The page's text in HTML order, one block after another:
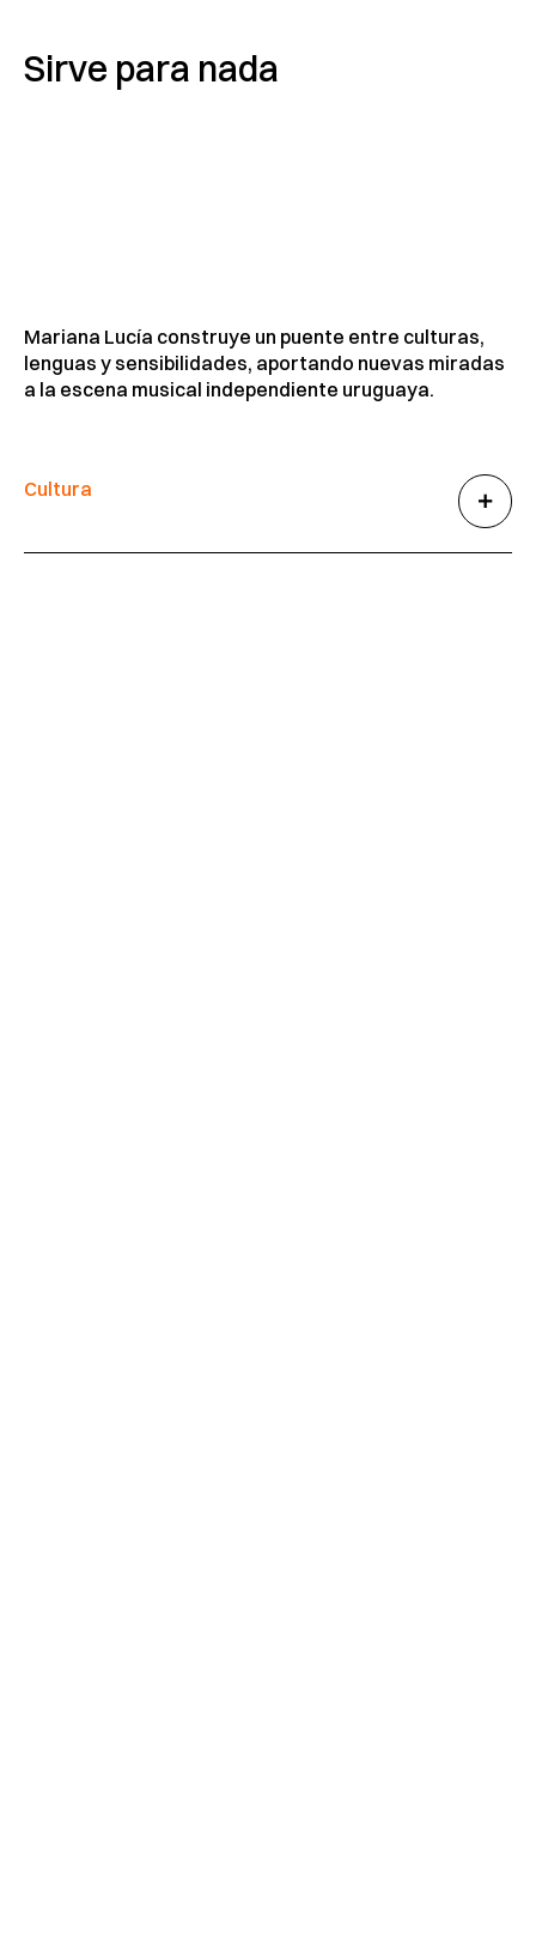
Sirve para nada
Mariana Lucía construye un puente entre culturas,
lenguas y sensibilidades, aportando nuevas miradas
a la escena musical independiente uruguaya.
Cultura